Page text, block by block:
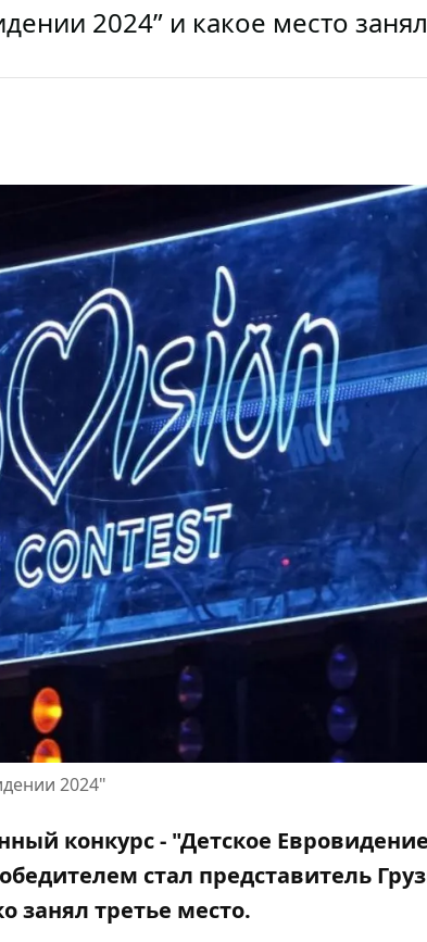
2024” и какое место
2024"
конкурс - "Детское
стал представитель
занял третье место.